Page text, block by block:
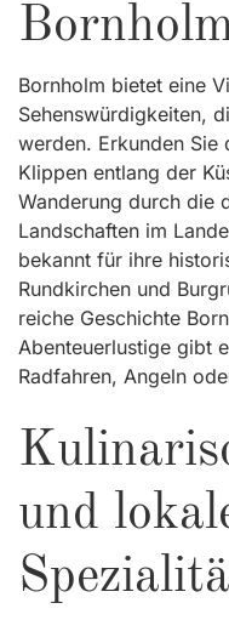
Bornholm bietet eine
Sehenswürdigkeiten,
werden. Erkunden Sie
Klippen entlang der
Wanderung durch die
Landschaften im
bekannt für ihre
Rundkirchen und
reiche Geschichte
Abenteuerlustige gibt
Radfahren, Angeln
und